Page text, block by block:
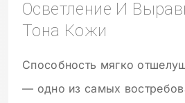
Осветление И
Тона Кожи
Способность мягко
— одно из самых